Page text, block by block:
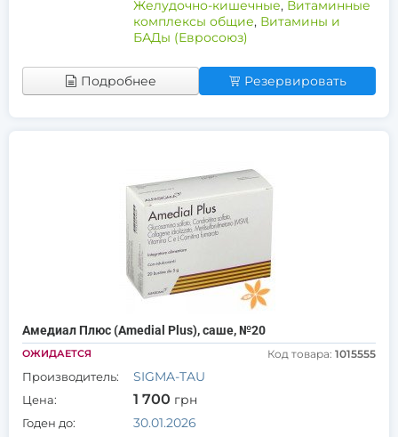
Желудочно-кишечные, Витаминные
комплексы общие, Витамины и
БАДы (Евросоюз)
Подробнее Резервировать
Амедиал Плюс (Amedial Plus), саше, №20
ОЖИДАЕТСЯ Код товара: 1015555
Производитель: SIGMA-TAU
Цена: 1 700 грн
Годен до: 30.01.2026